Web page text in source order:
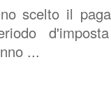
scelto il
...